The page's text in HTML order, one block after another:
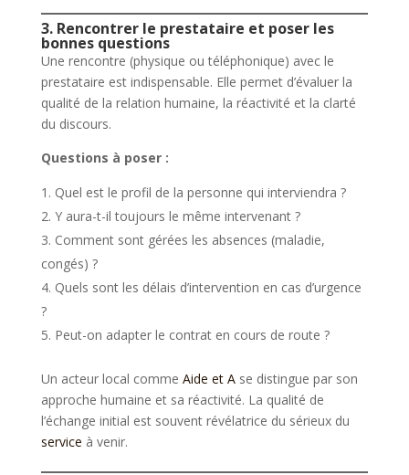
3. Rencontrer le prestataire et poser les
bonnes questions
Une rencontre (physique ou téléphonique) avec le
prestataire est indispensable. Elle permet d’évaluer la
qualité de la relation humaine, la réactivité et la clarté
du discours.
Questions à poser :
Quel est le profil de la personne qui interviendra ?
Y aura-t-il toujours le même intervenant ?
Comment sont gérées les absences (maladie,
congés) ?
Quels sont les délais d’intervention en cas d’urgence
?
Peut-on adapter le contrat en cours de route ?
Un acteur local comme Aide et Ase distingue par son
approche humaine et sa réactivité. La qualité de
l’échange initial est souvent révélatrice du sérieux du
service à venir.